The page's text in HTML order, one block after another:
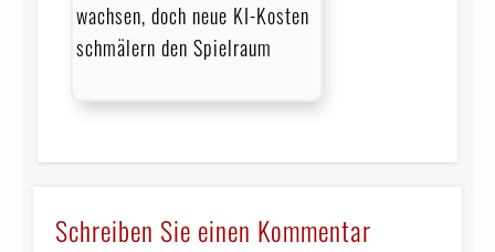
wachsen, doch neue KI-Kosten
schmälern den Spielraum
Schreiben Sie einen Kommentar